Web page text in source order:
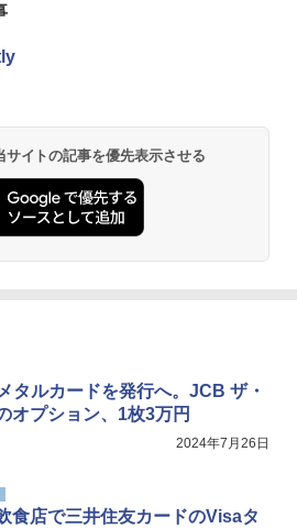
ンパーズコレクション 山善] ポップアッ
ト 傘みたいに広げて畳める パッとサ
PEAK (パイクスピーク) 着替えテン
折りたたみ 防災グッズ 災害用トイレ ビ
BASE 《めざましテレビで紹介》
ワンタッチ RENEW 幅200 2-3人用 43
退スプレー 熊よけスプレー 熊スプレー
企業販売】超強力クマ対策スプレー 30
品 長期保存可能 緊急時用 日本国内発
バンドック)ソロ ドーム 1 EX BDK
カーキ ソロキャンプ ポリエステル フ
イトの記事を優先表示させる
タルカードを発行へ。JCB ザ・
オプション、1枚3万円
2024年7月26日
食店で三井住友カードのVisaタ